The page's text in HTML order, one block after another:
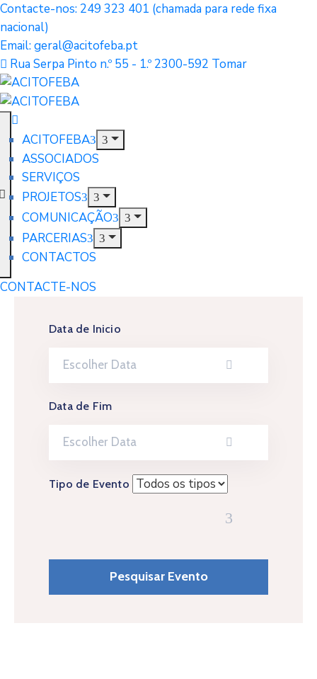
Contacte-nos: 249 323 401 (chamada para rede fixa
nacional)
Email: geral@acitofeba.pt
Rua Serpa Pinto n.º 55 - 1.º 2300-592 Tomar
ACITOFEBA
ASSOCIADOS
SERVIÇOS
PROJETOS
COMUNICAÇÃO
PARCERIAS
CONTACTOS
CONTACTE-NOS
Data de Inicio
Data de Fim
Tipo de Evento